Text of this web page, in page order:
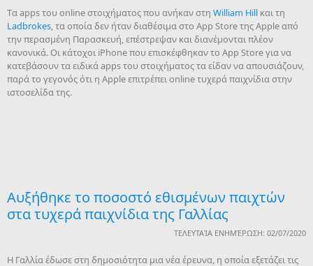
Tα apps του online στοιχήματος που ανήκαν στη William Hill και τη
Ladbrokes , τα οποία δεν ήταν διαθέσιμα στο App Store της Apple από
την περασμένη Παρασκευή, επέστρεψαν και διανέμονται πλέον
κανονικά. Οι κάτοχοι iPhone που επισκέφθηκαν το App Store για να
κατεβάσουν τα ειδικά apps του στοιχήματος τα είδαν να απουσιάζουν,
παρά το γεγονός ότι η Apple επιτρέπει online τυχερά παιχνίδια στην
ιστοσελίδα της.
Αυξήθηκε το ποσοστό εθισμένων παιχτών
στα τυχερά παιχνίδια της Γαλλίας
ΤΕΛΕΥΤΑΊΑ ΕΝΗΜΈΡΩΣΗ: 02/07/2020
Η Γαλλία έδωσε στη δημοσιότητα μια νέα έρευνα, η οποία εξετάζει τις